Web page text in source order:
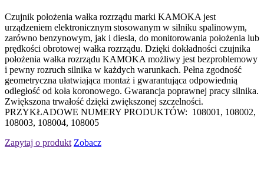
Czujnik położenia wałka rozrządu marki KAMOKA jest
urządzeniem elektronicznym stosowanym w silniku spalinowym,
zarówno benzynowym, jak i diesla, do monitorowania położenia lub
prędkości obrotowej wałka rozrządu. Dzięki dokładności czujnika
położenia wałka rozrządu KAMOKA możliwy jest bezproblemowy
i pewny rozruch silnika w każdych warunkach. Pełna zgodność
geometryczna ułatwiająca montaż i gwarantująca odpowiednią
odległość od koła koronowego. Gwarancja poprawnej pracy silnika.
Zwiększona trwałość dzięki zwiększonej szczelności.
PRZYKŁADOWE NUMERY PRODUKTÓW: 108001, 108002,
108003, 108004, 108005
Zapytaj o produkt Zobacz